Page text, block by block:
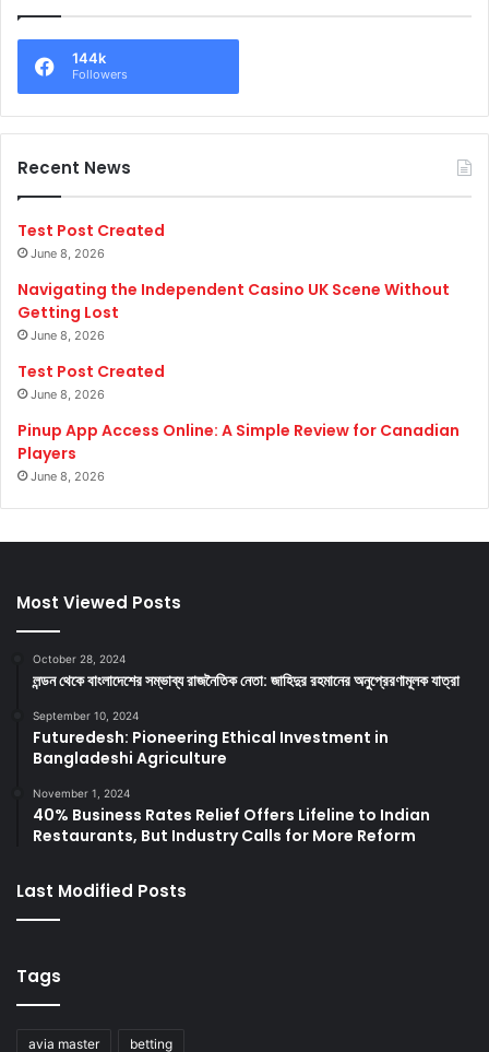
144k
Followers
Recent News
Test Post Created
June 8, 2026
Navigating the Independent Casino UK Scene Without
Getting Lost
June 8, 2026
Test Post Created
June 8, 2026
Pinup App Access Online: A Simple Review for Canadian
Players
June 8, 2026
Most Viewed Posts
October 28, 2024
লন্ডন থেকে বাংলাদেশের সম্ভাব্য রাজনৈতিক নেতা: জাহিদুর রহমানের অনুপ্রেরণামূলক যাত্রা
September 10, 2024
Futuredesh: Pioneering Ethical Investment in
Bangladeshi Agriculture
November 1, 2024
40% Business Rates Relief Offers Lifeline to Indian
Restaurants, But Industry Calls for More Reform
Last Modified Posts
Tags
avia master betting